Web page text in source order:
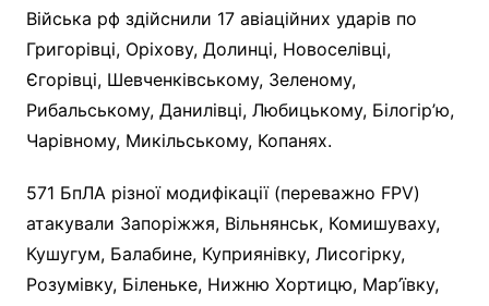
Війська рф здійснили 17 авіаційних ударів по
Григорівці, Оріхову, Долинці, Новоселівці,
Єгорівці, Шевченківському, Зеленому,
Рибальському, Данилівці, Любицькому, Білогір’ю,
Чарівному, Микільському, Копанях.
571 БпЛА різної модифікації (переважно FPV)
атакували Запоріжжя, Вільнянськ, Комишуваху,
Кушугум, Балабине, Куприянівку, Лисогірку,
Розумівку, Біленьке, Нижню Хортицю, Мар’ївку,